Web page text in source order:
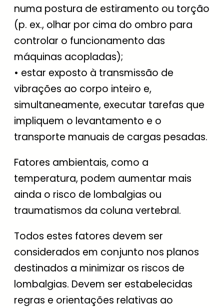
numa postura de estiramento ou torção
(p. ex., olhar por cima do ombro para
controlar o funcionamento das
máquinas acopladas);
• estar exposto à transmissão de
vibrações ao corpo inteiro e,
simultaneamente, executar tarefas que
impliquem o levantamento e o
transporte manuais de cargas pesadas.
Fatores ambientais, como a
temperatura, podem aumentar mais
ainda o risco de lombalgias ou
traumatismos da coluna vertebral.
Todos estes fatores devem ser
considerados em conjunto nos planos
destinados a minimizar os riscos de
lombalgias. Devem ser estabelecidas
regras e orientações relativas ao